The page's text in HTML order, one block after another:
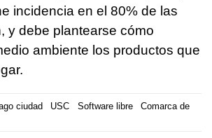
incidencia en el 80% de las
y debe plantearse cómo
ambiente los productos que
ciudad USC Software libre
Comarca de